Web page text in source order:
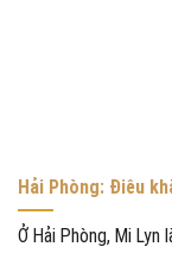
Hải Phòng: Điêu
Ở Hải Phòng, Mi